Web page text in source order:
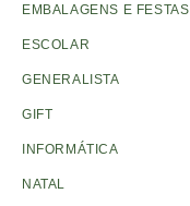
EMBALAGENS E FESTAS
ESCOLAR
GENERALISTA
GIFT
INFORMÁTICA
NATAL